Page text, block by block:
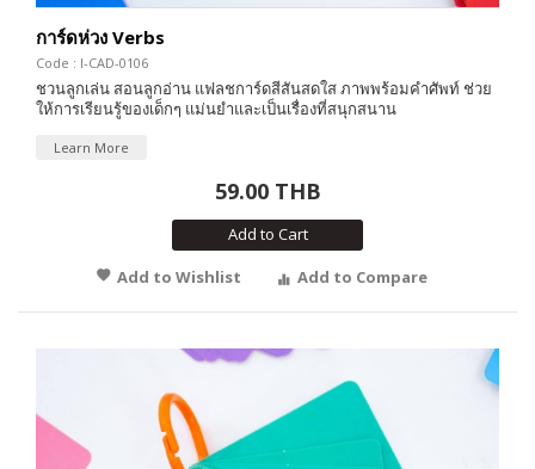
การ์ดห่วง Verbs
Code : I-CAD-0106
ชวนลูกเล่น สอนลูกอ่าน แฟลชการ์ดสีสันสดใส ภาพพร้อมคำศัพท์ ช่วย
ให้การเรียนรู้ของเด็กๆ แม่นยำและเป็นเรื่องที่สนุกสนาน
Learn More
59.00 THB
Add to Cart
Add to Wishlist
Add to Compare